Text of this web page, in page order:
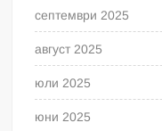
септември 2025
август 2025
юли 2025
юни 2025